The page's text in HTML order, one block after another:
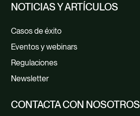
NOTICIAS Y ARTÍCULOS
Casos de éxito
Eventos y webinars
Regulaciones
Newsletter
CONTACTA CON NOSOTROS